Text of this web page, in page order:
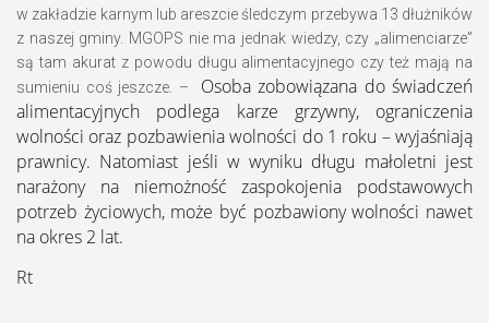
w zakładzie karnym lub areszcie śledczym przebywa 13 dłużników
z naszej gminy. MGOPS nie ma jednak wiedzy, czy „alimenciarze”
są tam akurat z powodu długu alimentacyjnego czy też mają na
sumieniu coś jeszcze. –
Osoba zobowiązana do świadczeń
alimentacyjnych podlega karze grzywny, ograniczenia
wolności oraz pozbawienia wolności do 1 roku – wyjaśniają
prawnicy. Natomiast jeśli w wyniku długu małoletni jest
narażony na niemożność zaspokojenia podstawowych
potrzeb życiowych, może być pozbawiony wolności nawet
na okres 2 lat.
Rt